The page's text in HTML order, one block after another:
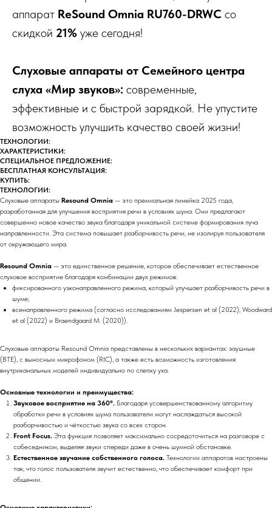
аппарат ReSound Omnia RU760-DRWС со
скидкой 21% уже сегодня!
Слуховые аппараты от Семейного центра
слуха «Мир звуков»: современные,
эффективные и с быстрой зарядкой. Не упустите
возможность улучшить качество своей жизни!
ТЕХНОЛОГИИ:
ХАРАКТЕРИСТИКИ:
СПЕЦИАЛЬНОЕ ПРЕДЛОЖЕНИЕ:
БЕСПЛАТНАЯ КОНСУЛЬТАЦИЯ:
КУПИТЬ:
ТЕХНОЛОГИИ:
Слуховые аппараты Resound Omnia — это премиальная линейка 2025 года,
разработанная для улучшения восприятия речи в условиях шума. Они предлагают
совершенно новое качество звука благодаря уникальной системе формирования луча
направленности. Эта система повышает разборчивость речи, не изолируя пользователя
от окружающего мира.
Resound Omnia — это единственное решение, которое обеспечивает естественное
слуховое восприятие благодаря комбинации двух режимов:
фиксированного узконаправленного режима, который улучшает разборчивость речи в
шуме;
всенаправленного режима (согласно исследованиям Jespersen et al (2022), Woodward
et al (2022) и Braendgaard M. (2020)).
Слуховые аппараты Resound Omnia представлены в нескольких вариантах: заушные
(BTE), с выносным микрофоном (RIC), а также есть возможность изготовления
внутриканальных моделей индивидуально по слепку уха.
Основные технологии и преимущества:
Звуковое восприятие на 360°. Благодаря усовершенствованному алгоритму
обработки речи в условиях шума пользователи могут наслаждаться высокой
разборчивостью и чёткостью звука со всех сторон.
Front Focus. Эта функция позволяет максимально сосредоточиться на разговоре с
собеседником, выделяя звуки спереди даже в очень шумной обстановке.
Естественное звучание собственного голоса. Технологии аппаратов настроены
так, что голос пользователя звучит естественно, что обеспечивает комфорт при
общении.